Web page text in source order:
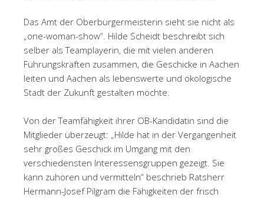
Das Amt der Oberbürgermeisterin sieht sie nicht als
„one-woman-show“. Hilde Scheidt beschreibt sich
selber als Teamplayerin, die mit vielen anderen
Führungskräften zusammen, die Geschicke in Aachen
leiten und Aachen als lebenswerte und ökologische
Stadt der Zukunft gestalten möchte.
Von der Teamfähigkeit ihrer OB-Kandidatin sind die
Mitglieder überzeugt: „Hilde hat in der Vergangenheit
sehr großes Geschick im Umgang mit den
verschiedensten Interessensgruppen gezeigt. Sie
kann zuhören und vermitteln“ beschrieb Ratsherr
Hermann-Josef Pilgram die Fähigkeiten der frisch